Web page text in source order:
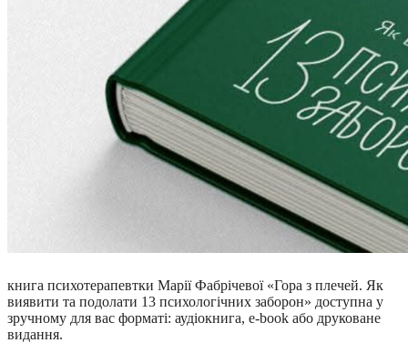
книга психотерапевтки Марії Фабрічевої «Гора з плечей. Як
виявити та подолати 13 психологічних заборон» доступна у
зручному для вас форматі: аудіокнига, e-book або друковане
видання.